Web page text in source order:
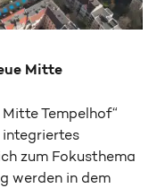
Mitte
Tempelhof“
integriertes
zum Fokus­thema
werden in dem